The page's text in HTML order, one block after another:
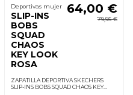
Deportivas mujer
SLIP-INS
BOBS
SQUAD
CHAOS
KEY LOOK
ROSA
64,00 €
79,95 €
ZAPATILLA DEPORTIVA SKECHERS
SLIP-INS BOBS SQUAD CHAOS KEY